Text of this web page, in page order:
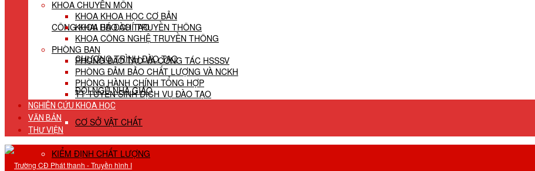
CÔNG KHAI HĐ ĐÀO TẠO
CHƯƠNG TRÌNH ĐÀO TẠO
ĐỘI NGŨ NHÀ GIÁO
CƠ SỞ VẬT CHẤT
KIỂM ĐỊNH CHẤT LƯỢNG
KHOA CHUYÊN MÔN
KHOA KHOA HỌC CƠ BẢN
KHOA BÁO CHÍ TRUYỀN THÔNG
KHOA CÔNG NGHỆ TRUYỀN THÔNG
PHÒNG BAN
PHÒNG ĐÀO TẠO VÀ CÔNG TÁC HSSSV
PHÒNG ĐẢM BẢO CHẤT LƯỢNG VÀ NCKH
PHÒNG HÀNH CHÍNH TỔNG HỢP
TT TUYỂN SINH DỊCH VỤ ĐÀO TẠO
NGHIÊN CỨU KHOA HỌC
VĂN BẢN
THƯ VIỆN